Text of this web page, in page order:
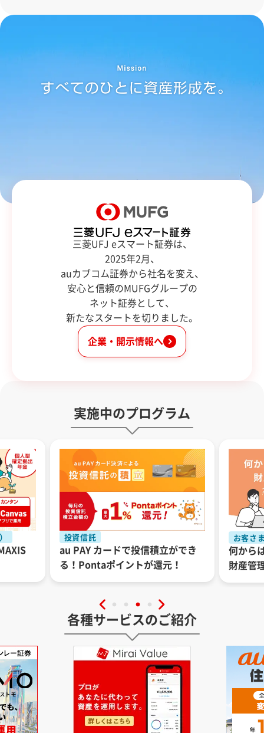
三菱UFJ eスマート証券は、
2025年2月、
auカブコム証券から社名を変え、
安心と信頼のMUFGグループの
ネット証券として、
新たなスタートを切りました。
企業・開示情報へ
実施中のプログラム
投資信託
au PAY カードで投信積立ができ
る！Pontaポイントが還元！
お客さ
何から
財産管
各種サービスのご紹介